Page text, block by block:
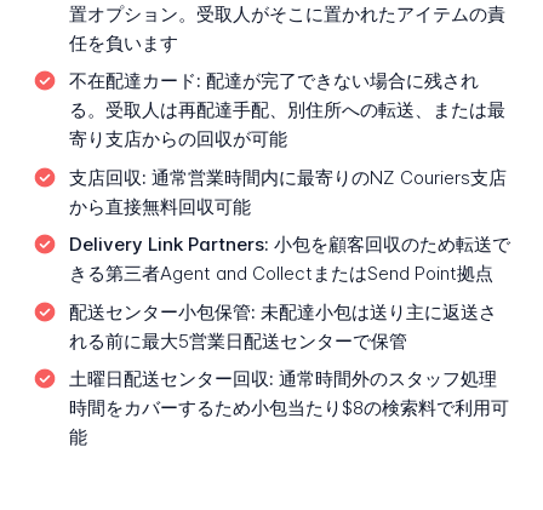
置オプション。受取人がそこに置かれたアイテムの責
任を負います
不在配達カード: 配達が完了できない場合に残され
る。受取人は再配達手配、別住所への転送、または最
寄り支店からの回収が可能
支店回収: 通常営業時間内に最寄りのNZ Couriers支店
から直接無料回収可能
Delivery Link Partners: 小包を顧客回収のため転送で
きる第三者Agent and CollectまたはSend Point拠点
配送センター小包保管: 未配達小包は送り主に返送さ
れる前に最大5営業日配送センターで保管
土曜日配送センター回収: 通常時間外のスタッフ処理
時間をカバーするため小包当たり$8の検索料で利用可
能